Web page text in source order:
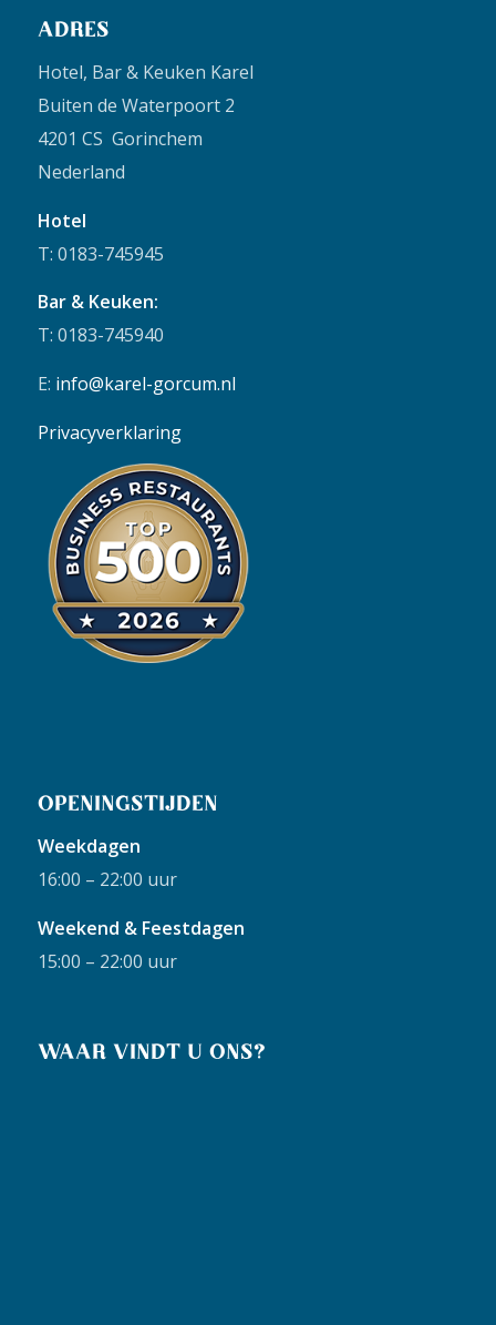
ADRES
Hotel, Bar & Keuken Karel
Buiten de Waterpoort 2
4201 CS Gorinchem
Nederland
Hotel
T: 0183-745945
Bar & Keuken:
T: 0183-745940
E: info@karel-gorcum.nl
Privacyverklaring
OPENINGSTIJDEN
Weekdagen
16:00 – 22:00 uur
Weekend & Feestdagen
15:00 – 22:00 uur
WAAR VINDT U ONS?